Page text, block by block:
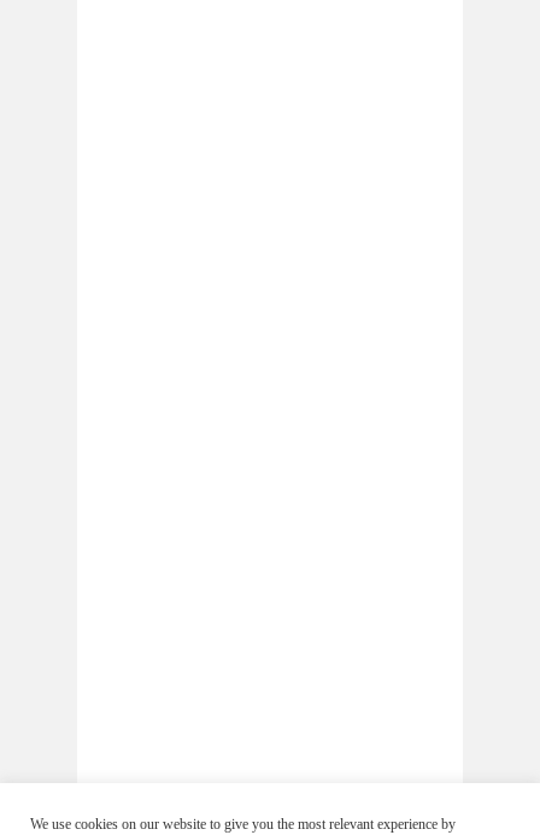
We use cookies on our website to give you the most relevant experience by